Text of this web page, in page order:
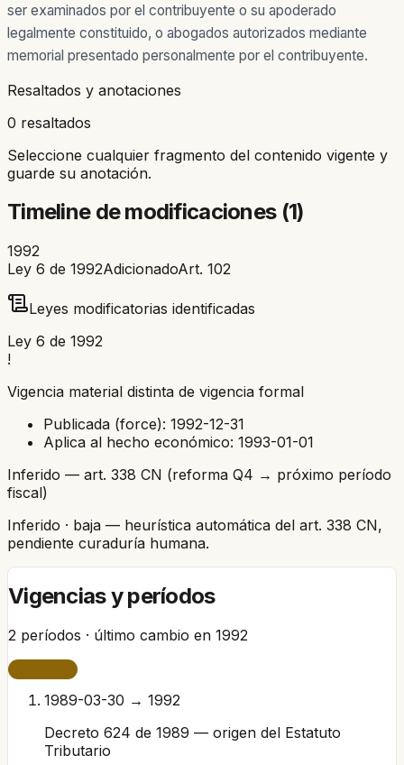
ser examinados por el contribuyente o su apoderado
legalmente constituido, o abogados autorizados mediante
memorial presentado personalmente por el contribuyente.
Resaltados y anotaciones
0 resaltados
Seleccione cualquier fragmento del contenido vigente y
guarde su anotación.
Timeline de modificaciones (1)
1992
Ley 6 de 1992AdicionadoArt. 102
Leyes modificatorias identificadas
Ley 6 de 1992
!
Vigencia material distinta de vigencia formal
Publicada (force): 1992-12-31
Aplica al hecho económico: 1993-01-01
Inferido — art. 338 CN (reforma Q4 → próximo período
fiscal)
Inferido · baja — heurística automática del art. 338 CN,
pendiente curaduría humana.
Vigencias y períodos
2 períodos · último cambio en 1992
1989-03-30 → 1992
Decreto 624 de 1989 — origen del Estatuto
Tributario